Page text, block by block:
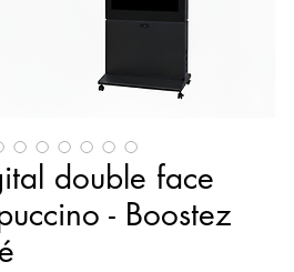
double face
- Boostez